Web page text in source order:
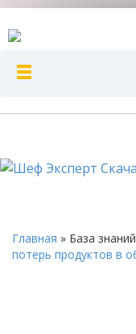
Главная » База знаний
потерь продуктов в